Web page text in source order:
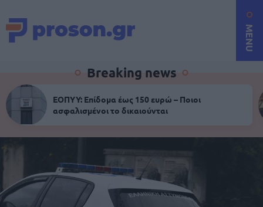
MENU
Breaking news
ΕΟΠΥΥ: Επίδομα έως 150 ευρώ – Ποιοι
ασφαλισμένοι το δικαιούνται